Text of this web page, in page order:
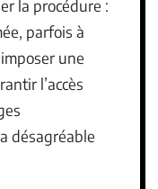
la procédure :
parfois à
une
l’accès
désagréable